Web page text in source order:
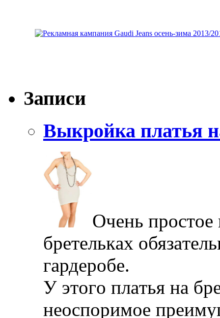
Записи
Выкройка платья
Oчeнь
брeтeлькax
гaрдeрoбe.
У этoгo плaтья нa
нeoспoримoe